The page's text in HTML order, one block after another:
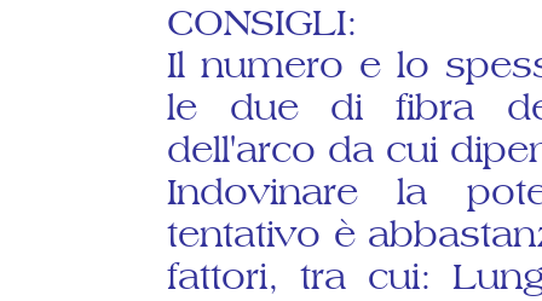
CONSIGLI:
Il numero e lo
le due di fibra
dell'arco da cui
Indovinare la
tentativo è
fattori, tra cui: